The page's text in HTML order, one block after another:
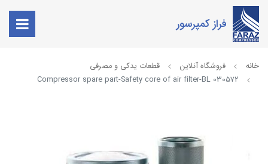
فراز کمپرسور
خانه فروشگاه آنلاین
قطعات یدکی و مصرفی
Compressor spare part-Safety core of air filter-BL 030572